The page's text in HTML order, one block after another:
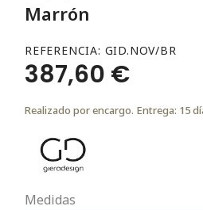
Marrón
REFERENCIA GID.NOV/BR
387,60 €
Realizado por encargo. Entrega: 15
Medidas